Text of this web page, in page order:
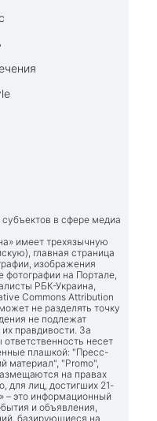
в сфере медиа
имеет трехязычную
главная страница
изображения
фотографии на Портале,
РБК-Украина,
Commons Attribution
не разделять точку
не подлежат
правдивости. За
несет
плашкой: "Пресс-
материал", "Promo",
на правах
для лиц, достигших 21-
– это информационный
и объявления,
базирующиеся на